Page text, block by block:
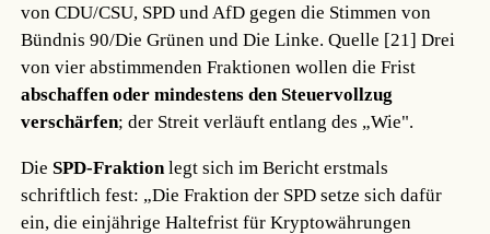
von CDU/CSU, SPD und AfD gegen die Stimmen von
Bündnis 90/Die Grünen und Die Linke.Quelle [21] Drei
von vier abstimmenden Fraktionen wollen die Frist
abschaffen oder mindestens den Steuervollzug
verschärfen; der Streit verläuft entlang des „Wie".
DieSPD-Fraktion legt sich im Bericht erstmals
schriftlich fest: „Die Fraktion der SPD setze sich dafür
ein, die einjährige Haltefrist für Kryptowährungen